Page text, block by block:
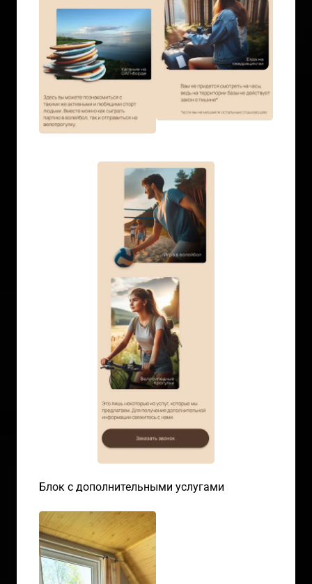
Блок с дополнительными услугами